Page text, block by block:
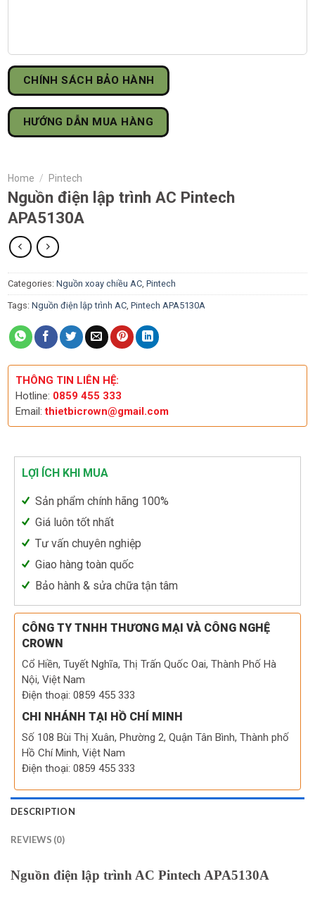
CHÍNH SÁCH BẢO HÀNH
HƯỚNG DẪN MUA HÀNG
Home / Pintech
Nguồn điện lập trình AC Pintech
APA5130A
Categories: Nguồn xoay chiều AC, Pintech
Tags: Nguồn điện lập trình AC, Pintech APA5130A
THÔNG TIN LIÊN HỆ:
Hotline: 0859 455 333
Email:thietbicrown@gmail.com
LỢI ÍCH KHI MUA
Sản phẩm chính hãng 100%
Giá luôn tốt nhất
Tư vấn chuyên nghiệp
Giao hàng toàn quốc
Bảo hành & sửa chữa tận tâm
CÔNG TY TNHH THƯƠNG MẠI VÀ CÔNG NGHỆ
CROWN
Cổ Hiền, Tuyết Nghĩa, Thị Trấn Quốc Oai, Thành Phố Hà
Nội, Việt Nam
Điện thoại: 0859 455 333
CHI NHÁNH TẠI HỒ CHÍ MINH
Số 108 Bùi Thị Xuân, Phường 2, Quận Tân Bình, Thành phố
Hồ Chí Minh, Việt Nam
Điện thoại: 0859 455 333
DESCRIPTION
REVIEWS (0)
Nguồn điện lập trình AC Pintech APA5130A